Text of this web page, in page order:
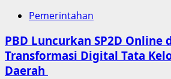
Pemerintahan
PBD Luncurkan SP2D Online
Transformasi Digital Tata
Daerah